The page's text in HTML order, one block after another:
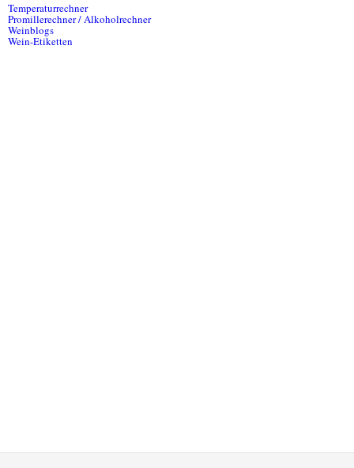
Temperaturrechner
Promillerechner / Alkoholrechner
Weinblogs
Wein-Etiketten